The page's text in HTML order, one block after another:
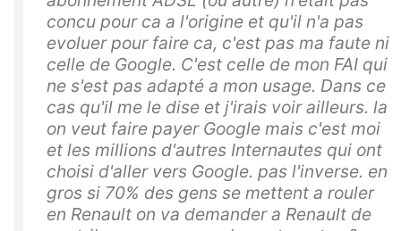
concu pour ca a l'origine et qu'il n'a pas
evoluer pour faire ca, c'est pas ma faute ni
celle de Google. C'est celle de mon FAI qui
ne s'est pas adapté a mon usage. Dans ce
cas qu'il me le dise et j'irais voir ailleurs. la
on veut faire payer Google mais c'est moi
et les millions d'autres Internautes qui ont
choisi d'aller vers Google. pas l'inverse. en
gros si 70% des gens se mettent a rouler
en Renault on va demander a Renault de